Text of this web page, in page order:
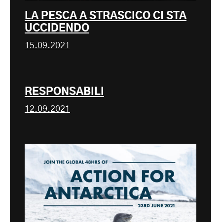
LA PESCA A STRASCICO CI STA
UCCIDENDO
15.09.2021
RESPONSABILI
12.09.2021